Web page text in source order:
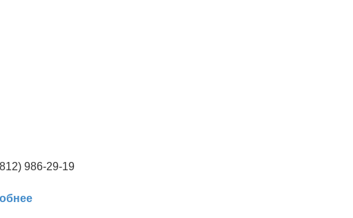
986-29-19